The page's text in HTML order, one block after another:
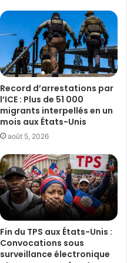
Record d’arrestations par
l’ICE : Plus de 51 000
migrants interpellés en un
mois aux États-Unis
août 5, 2026
Fin du TPS aux États-Unis :
Convocations sous
surveillance électronique